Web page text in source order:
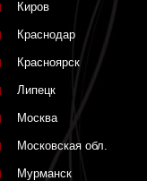
Киров
Краснодар
Красноярск
Липецк
Москва
Московская обл.
Мурманск